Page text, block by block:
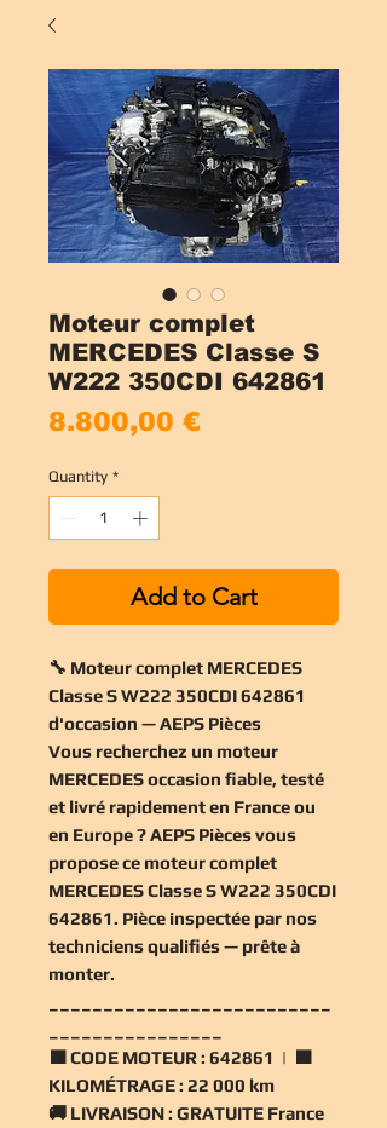
Moteur complet
MERCEDES Classe S
W222 350CDI 642861
8.800,00 €
Quantity *
Add to Cart
🔧 Moteur complet MERCEDES
Classe S W222 350CDI 642861
d'occasion — AEPS Pièces
Vous recherchez un moteur
MERCEDES occasion fiable, testé
et livré rapidement en France ou
en Europe ? AEPS Pièces vous
propose ce moteur complet
MERCEDES Classe S W222 350CDI
642861. Pièce inspectée par nos
techniciens qualifiés — prête à
monter.
🟧CODE MOTEUR : 642861 | 🟧
KILOMÉTRAGE : 22 000 km
🚚 LIVRAISON : GRATUITE France